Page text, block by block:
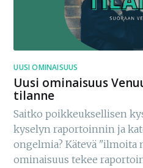
UUSI OMINAISUUS
Uusi ominaisuus
tilanne
Saitko poikkeuksellisen
kyselyn raportoinnin ja
ongelmia? Kätevä
ominaisuus tekee